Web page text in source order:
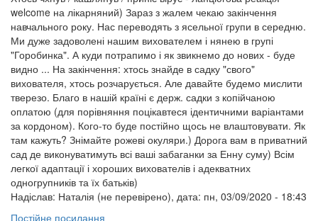
welcome на лікарняний) Зараз з жалем чекаю закінчення
навчального року. Нас переводять з ясельної групи в середню.
Ми дуже задоволені нашим вихователем і нянею в групі
"Горобинка". А куди потрапимо і як звикнемо до нових - буде
видно ... На закінчення: хтось знайде в садку "свого"
вихователя, хтось розчарується. Але давайте будемо мислити
тверезо. Благо в нашій країні є держ. садки з копійчаною
оплатою (для порівняння поцікавтеся ідентичними варіантами
за кордоном). Кого-то буде постійно щось не влаштовувати. Як
там кажуть? Знімайте рожеві окуляри.) Дорога вам в приватний
сад де виконуватимуть всі ваші забаганки за Енну суму) Всім
легкої адаптації і хороших вихователів і адекватних
одногрупників та їх батьків)
Надіслав: Наталія (не перевірено), дата: пн, 03/09/2020 - 18:43
Постійне посилання